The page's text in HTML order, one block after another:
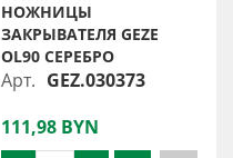
НОЖНИЦЫ
ЗАКРЫВАТЕЛЯ GEZE
OL90 СЕРЕБРО
Арт. GEZ.030373
111,98 BYN